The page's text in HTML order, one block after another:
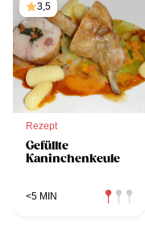
3,5
Rezept
Gefüllte
Kaninchenkeule
<5 MIN